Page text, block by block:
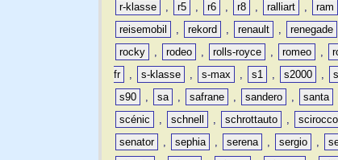
r-klasse
, r5 , r6 , r8 , ralliart , ram
reisemobil
, rekord , renault , renegade
rocky
, rodeo , rolls-royce , romeo ,
fr
, s-klasse , s-max , s1 , s2000 ,
s90
, sa , safrane , sandero , santa
scénic
, schnell , schrottauto , scirocco
senator
, sephia , serena , sergio ,